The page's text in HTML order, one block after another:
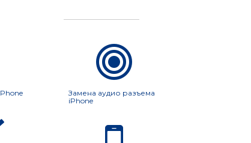
Замена аудио разъема
iPhone